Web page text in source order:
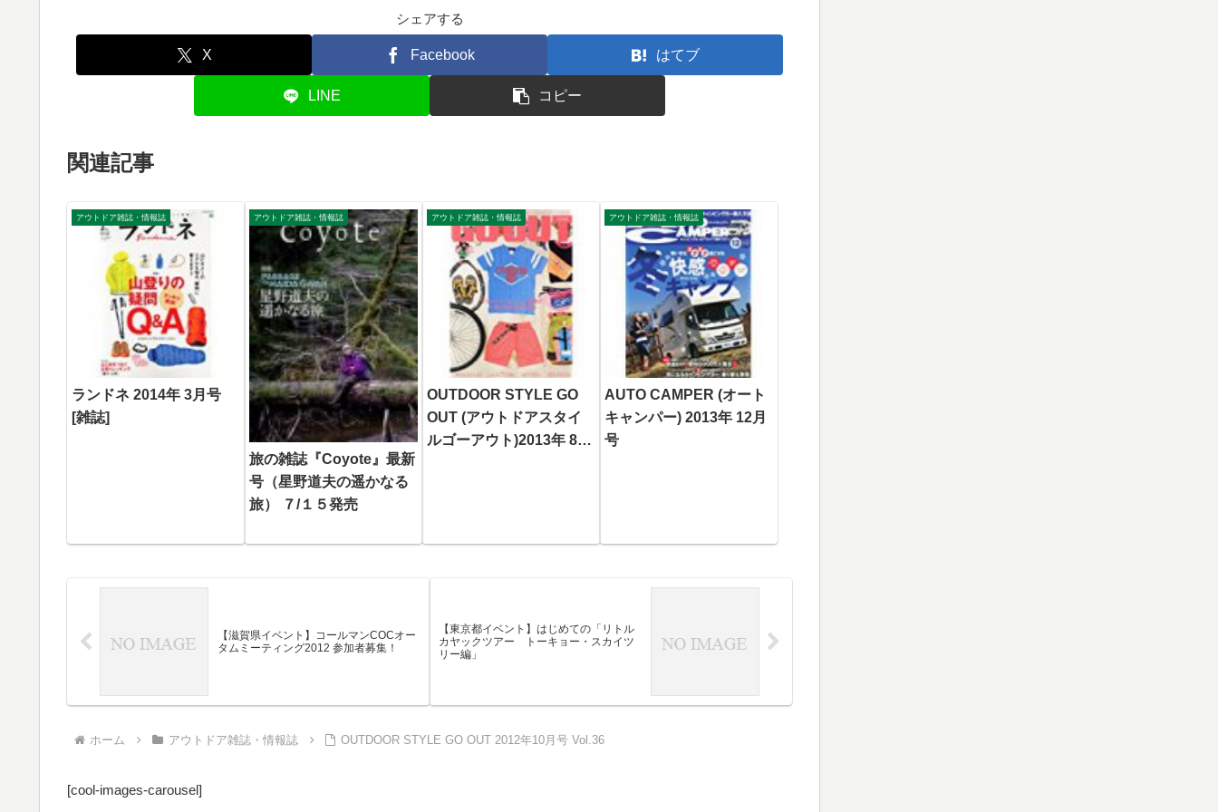
シェアする
X Facebook はてブ
LINE コピー
関連記事
アウトドア雑誌・情報誌
ランドネ 2014年 3月号
[雑誌]
アウトドア雑誌・情報誌
旅の雑誌『Coyote』最新
号（星野道夫の遥かなる
旅） ７/１５発売
アウトドア雑誌・情報誌
OUTDOOR STYLE GO
OUT (アウトドアスタイ
ルゴーアウト)2013年 8月
アウトドア雑誌・情報誌
AUTO CAMPER (オート
キャンパー) 2013年 12月
号
【滋賀県イベント】コールマンCOCオー
タムミーティング2012 参加者募集！
【東京都イベント】はじめての「リトル
カヤックツアー トーキョー・スカイツ
リー編」
ホーム アウトドア雑誌・情報誌 OUTDOOR STYLE GO OUT 2012年10月号 Vol.36
[cool-images-carousel]